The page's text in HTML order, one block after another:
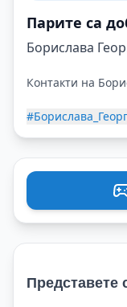
Парите са
Борислава
Контакти на
Представете